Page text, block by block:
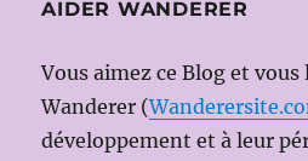
AIDER WANDERER
Vous aimez ce Blog et
Wanderer (
développement et à leur